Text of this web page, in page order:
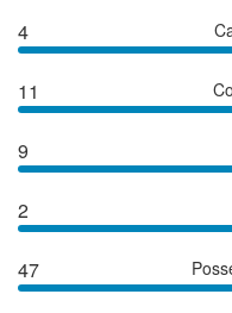
4
11
9
2
47